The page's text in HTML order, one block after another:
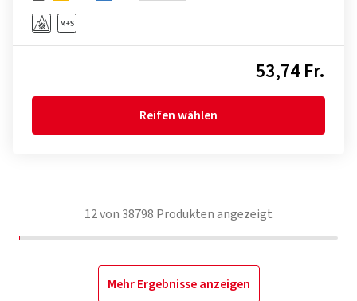
53,74 Fr.
Reifen wählen
12von 38798 Produkten angezeigt
Mehr Ergebnisse anzeigen